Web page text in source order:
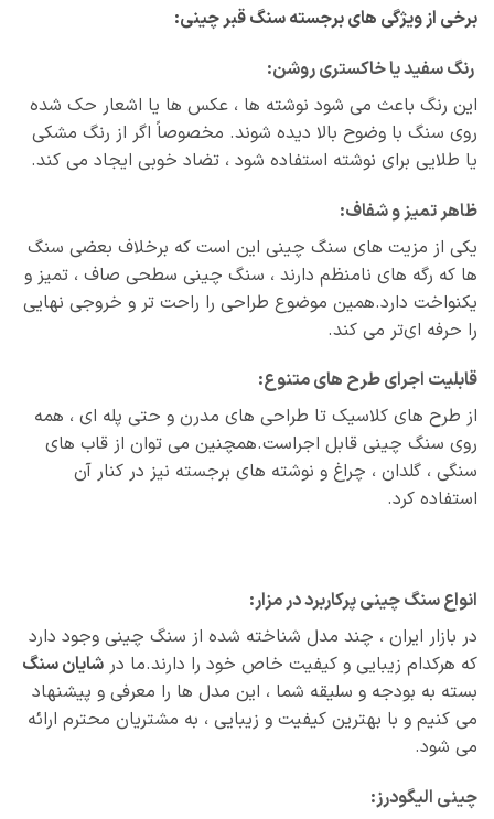
برخی از ویژگی‌ های برجسته سنگ قبر چینی:
رنگ سفید یا خاکستری روشن:
این رنگ باعث می‌ شود نوشته‌ ها ، عکس‌ ها یا اشعار حک‌ شده
روی سنگ با وضوح بالا دیده شوند. مخصوصاً اگر از رنگ مشکی
یا طلایی برای نوشته استفاده شود ، تضاد خوبی ایجاد می‌ کند.
ظاهر تمیز و شفاف:
یکی از مزیت های سنگ چینی این است که برخلاف بعضی سنگ‌
ها که رگه‌ های نامنظم دارند ، سنگ چینی سطحی صاف ، تمیز و
یکنواخت دارد.همین موضوع طراحی را راحت‌ تر و خروجی نهایی
را حرفه‌ ای‌تر می‌ کند.
قابلیت اجرای طرح‌ های متنوع:
از طرح‌ های کلاسیک تا طراحی‌ های مدرن و حتی پله‌ ای ، همه
روی سنگ چینی قابل اجراست.همچنین می‌ توان از قاب‌ های
سنگی ، گلدان ، چراغ و نوشته‌ های برجسته نیز در کنار آن
استفاده کرد.
انواع سنگ چینی پرکاربرد در مزار:
در بازار ایران ، چند مدل شناخته‌ شده از سنگ چینی وجود دارد
که هرکدام زیبایی و کیفیت خاص خود را دارند.ما درشایان سنگ
بسته به بودجه و سلیقه شما ، این مدل‌ ها را معرفی و پیشنهاد
می‌ کنیم و با بهترین کیفیت و زیبایی ، به مشتریان محترم ارائه
می شود.
چینی الیگودرز: